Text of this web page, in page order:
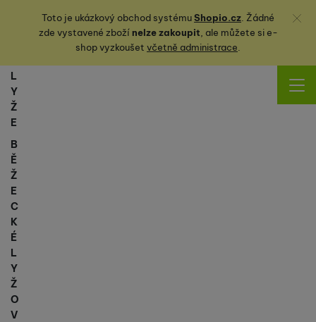
Toto je ukázkový obchod systémuShopio.cz. Žádné
zde vystavené zbožínelze zakoupit, ale můžete sie-
shop vyzkoušet včetně administrace.
Zavřít
L
Y
Ž
E
B
Ě
Ž
E
C
K
É
L
Y
Ž
O
V